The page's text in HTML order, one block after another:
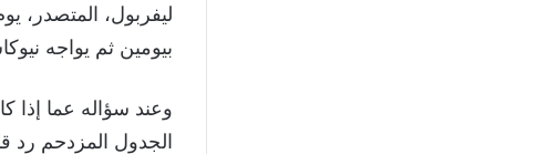
ليفربول، المتصدر،
بيومين ثم يواجه
وعند سؤاله عما إذا
الجدول المزدحم رد